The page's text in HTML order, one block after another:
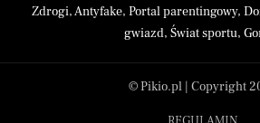
Zdrogi,Antyfake, Portal parentingowy,
gwiazd, Świat sportu,
© Pikio.pl | Copyright